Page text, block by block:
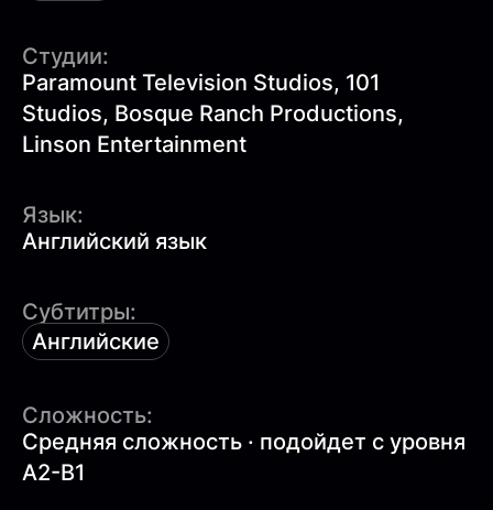
Студии:
Paramount Television Studios, 101
Studios, Bosque Ranch Productions,
Linson Entertainment
Язык:
Английский язык
Субтитры:
Английские
Сложность:
Средняя сложность · подойдет с уровня
A2-B1